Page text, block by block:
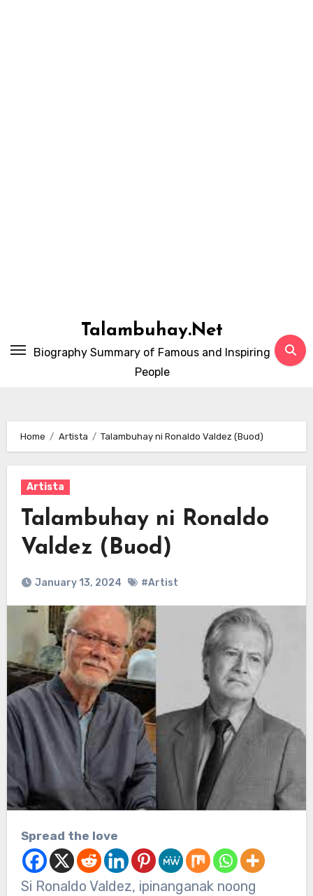
Talambuhay.Net
Biography Summary of Famous and Inspiring
People
Home Artista Talambuhay ni Ronaldo Valdez (Buod)
Artista
Talambuhay ni Ronaldo
Valdez (Buod)
January 13, 2024 #Artist
Spread the love
Si Ronaldo Valdez, ipinanganak noong